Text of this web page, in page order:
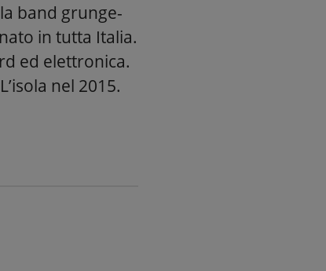
band grunge-
in tutta Italia.
ed elettronica.
nel 2015.